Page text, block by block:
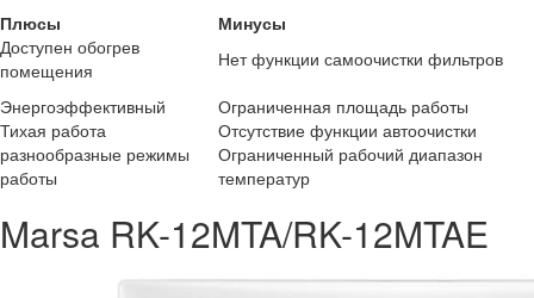
Плюсы
Минусы
Доступен обогрев
помещения
Нет функции самоочистки фильтров
Энергоэффективный
Ограниченная площадь работы
Тихая работа
Отсутствие функции автоочистки
разнообразные режимы
работы
Ограниченный рабочий диапазон
температур
Marsa RK-12MTA/RK-12MTAE